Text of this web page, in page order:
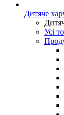
Дитяче
Усі